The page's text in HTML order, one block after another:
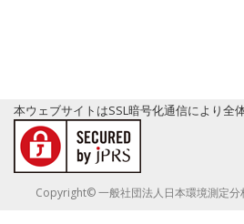
本ウェブサイトはSSL暗号化通信により全
Copyright© 一般社団法人日本環境測定